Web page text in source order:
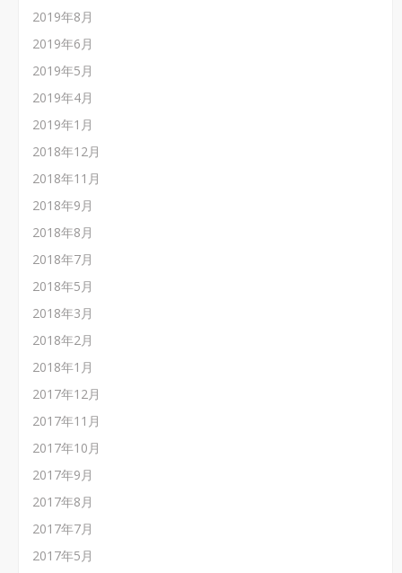
2019年8月
2019年6月
2019年5月
2019年4月
2019年1月
2018年12月
2018年11月
2018年9月
2018年8月
2018年7月
2018年5月
2018年3月
2018年2月
2018年1月
2017年12月
2017年11月
2017年10月
2017年9月
2017年8月
2017年7月
2017年5月